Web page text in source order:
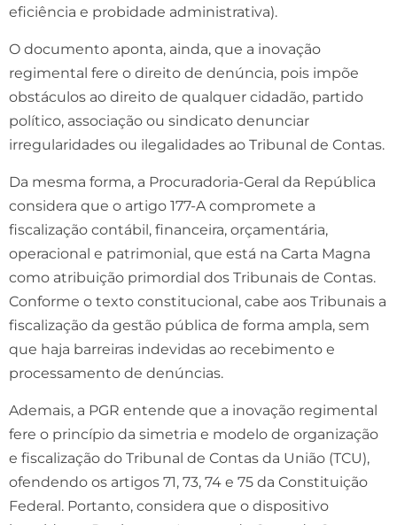
eficiência e probidade administrativa).
O documento aponta, ainda, que a inovação
regimental fere o direito de denúncia, pois impõe
obstáculos ao direito de qualquer cidadão, partido
político, associação ou sindicato denunciar
irregularidades ou ilegalidades ao Tribunal de Contas.
Da mesma forma, a Procuradoria-Geral da República
considera que o artigo 177-A compromete a
fiscalização contábil, financeira, orçamentária,
operacional e patrimonial, que está na Carta Magna
como atribuição primordial dos Tribunais de Contas.
Conforme o texto constitucional, cabe aos Tribunais a
fiscalização da gestão pública de forma ampla, sem
que haja barreiras indevidas ao recebimento e
processamento de denúncias.
Ademais, a PGR entende que a inovação regimental
fere o princípio da simetria e modelo de organização
e fiscalização do Tribunal de Contas da União (TCU),
ofendendo os artigos 71, 73, 74 e 75 da Constituição
Federal. Portanto, considera que o dispositivo